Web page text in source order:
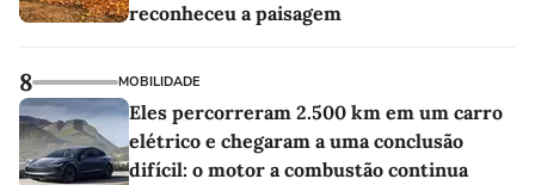
reconheceu a paisagem
8 MOBILIDADE
Eles percorreram 2.500 km em um carro
elétrico e chegaram a uma conclusão
difícil: o motor a combustão continua